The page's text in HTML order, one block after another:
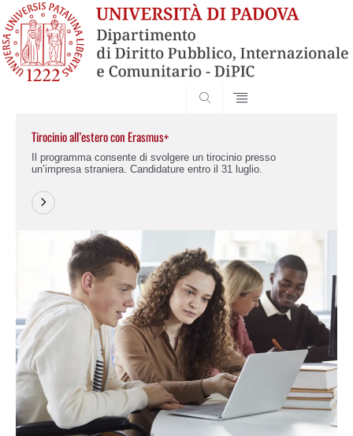
Tirocinio all’estero con Erasmus+
Il programma consente di svolgere un tirocinio presso
un’impresa straniera. Candidature entro il 31 luglio.